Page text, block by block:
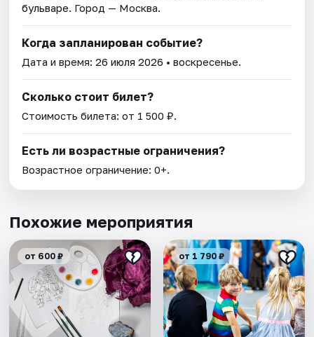
бульваре. Город — Москва.
Когда запланирован событие?
Дата и время:26 июля 2026 • воскресенье.
Сколько стоит билет?
Стоимость билета: от 1 500 ₽.
Есть ли возрастные ограничения?
Возрастное ограничение: 0+.
Похожие мероприятия
от 600 ₽ от 1 790 ₽